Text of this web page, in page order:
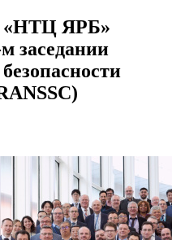
«НТЦ ЯРБ»
заседании